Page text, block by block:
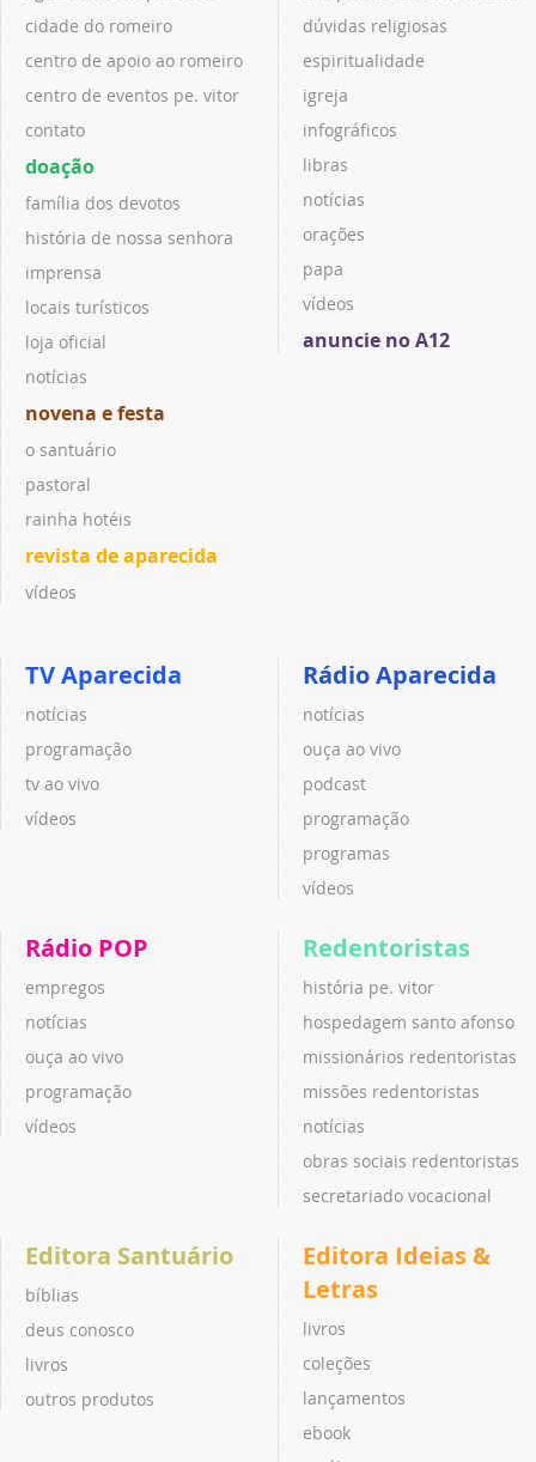
cidade do romeiro
centro de apoio ao romeiro
centro de eventos pe. vitor
contato
doação
família dos devotos
história de nossa senhora
imprensa
locais turísticos
loja oficial
notícias
novena e festa
o santuário
pastoral
rainha hotéis
revista de aparecida
vídeos
dúvidas religiosas
espiritualidade
igreja
infográficos
libras
notícias
orações
papa
vídeos
anuncie no A12
TV Aparecida
notícias
programação
tv ao vivo
vídeos
Rádio Aparecida
notícias
ouça ao vivo
podcast
programação
programas
vídeos
Rádio POP
empregos
notícias
ouça ao vivo
programação
vídeos
Redentoristas
história pe. vitor
hospedagem santo afonso
missionários redentoristas
missões redentoristas
notícias
obras sociais redentoristas
secretariado vocacional
Editora Santuário
bíblias
deus conosco
livros
outros produtos
Editora Ideias &
Letras
livros
coleções
lançamentos
ebook